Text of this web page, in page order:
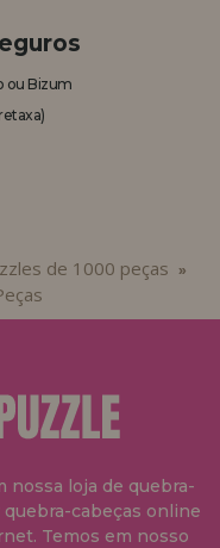
ou Bizum
de 1000 peças »
nossa loja de quebra-
cabeças online
Temos em nosso